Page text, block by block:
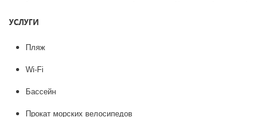
УСЛУГИ
Пляж
Wi-Fi
Бассейн
Прокат морских велосипедов